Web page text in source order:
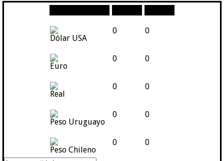
Dólar USA
0 0
Euro
0 0
Real
0 0
Peso Uruguayo
0 0
Peso Chileno
0 0